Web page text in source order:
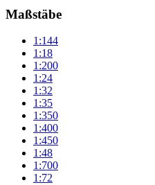
Maßstäbe
1:144
1:18
1:200
1:24
1:32
1:35
1:350
1:400
1:450
1:48
1:700
1:72